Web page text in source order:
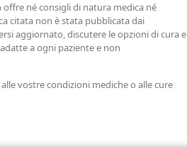
né consigli di natura medica né
citata non è stata pubblicata dai
aggiornato, discutere le opzioni di cura e
a ogni paziente e non
vostre condizioni mediche o alle cure